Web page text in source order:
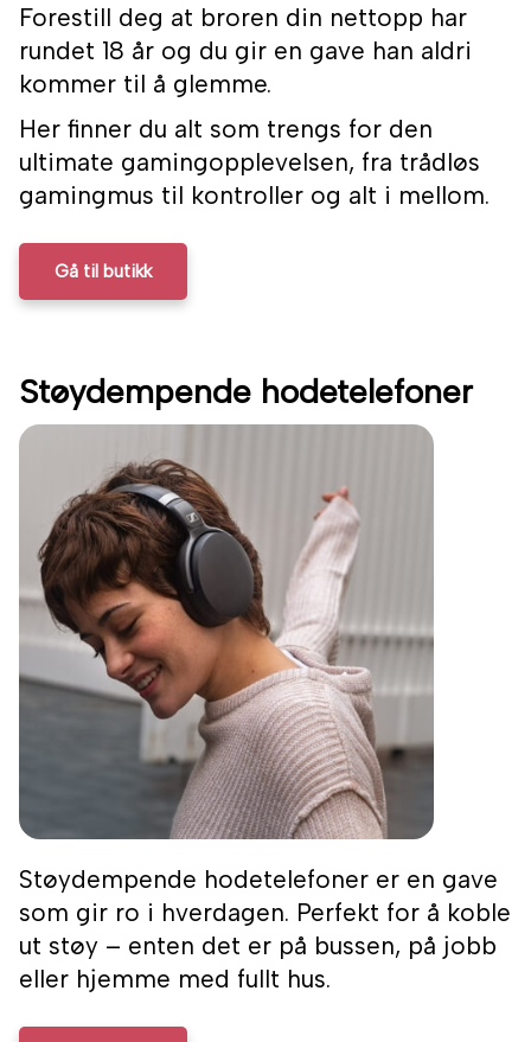
Forestill deg at broren din nettopp har
rundet 18 år og du gir en gave han aldri
kommer til å glemme.
Her finner du alt som trengs for den
ultimate gamingopplevelsen, fra trådløs
gamingmus til kontroller og alt i mellom.
Gå til butikk
Støydempende hodetelefoner
Støydempende hodetelefoner er en gave
som gir ro i hverdagen. Perfekt for å koble
ut støy – enten det er på bussen, på jobb
eller hjemme med fullt hus.